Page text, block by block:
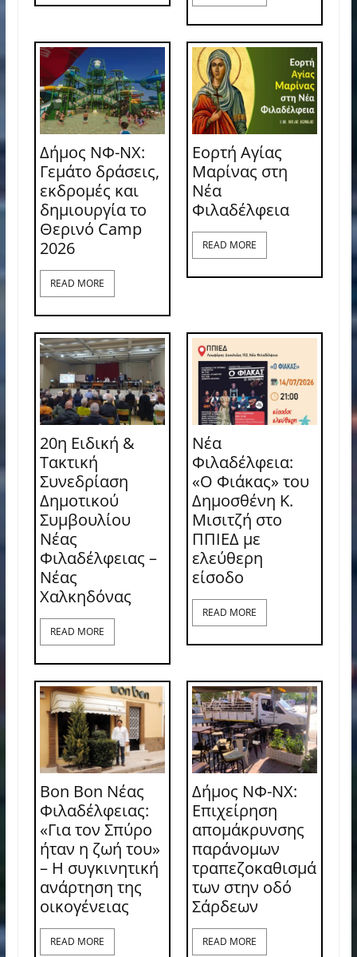
Δήμος ΝΦ-ΝΧ:
Γεμάτο δράσεις,
εκδρομές και
δημιουργία το
Θερινό Camp
2026
READ MORE
Εορτή Αγίας
Μαρίνας στη
Νέα
Φιλαδέλφεια
READ MORE
20η Ειδική &
Τακτική
Συνεδρίαση
Δημοτικού
Συμβουλίου
Νέας
Φιλαδέλφειας –
Νέας
Χαλκηδόνας
READ MORE
Νέα
Φιλαδέλφεια:
«Ο Φιάκας» του
Δημοσθένη Κ.
Μισιτζή στο
ΠΠΙΕΔ με
ελεύθερη
είσοδο
READ MORE
Bon Bon Νέας
Φιλαδέλφειας:
«Για τον Σπύρο
ήταν η ζωή του»
– Η συγκινητική
ανάρτηση της
οικογένειας
READ MORE
Δήμος ΝΦ-ΝΧ:
Επιχείρηση
απομάκρυνσης
παράνομων
τραπεζοκαθισμά
των στην οδό
Σάρδεων
READ MORE